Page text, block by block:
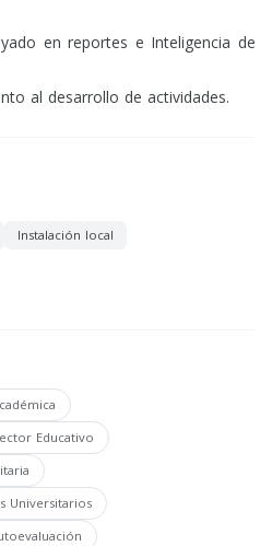
en reportes e Inteligencia de
al desarrollo de actividades.
Instalación local
Educativo
Universitarios